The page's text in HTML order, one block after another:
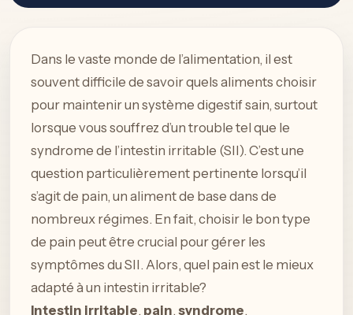
Dans le vaste monde de l’alimentation, il est
souvent difficile de savoir quels aliments choisir
pour maintenir un système digestif sain, surtout
lorsque vous souffrez d’un trouble tel que le
syndrome de l’intestin irritable (SII). C’est une
question particulièrement pertinente lorsqu’il
s’agit de pain, un aliment de base dans de
nombreux régimes. En fait, choisir le bon type
de pain peut être crucial pour gérer les
symptômes du SII. Alors, quel pain est le mieux
adapté à un intestin irritable?
Intestin irritable, pain, syndrome,